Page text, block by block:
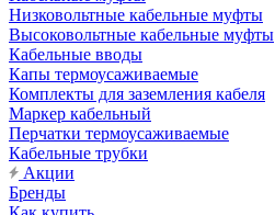
Низковольтные кабельные муфты
Высоковольтные кабельные муфты
Кабельные вводы
Капы термоусаживаемые
Комплекты для заземления кабеля
Маркер кабельный
Перчатки термоусаживаемые
Кабельные трубки
Акции
Бренды